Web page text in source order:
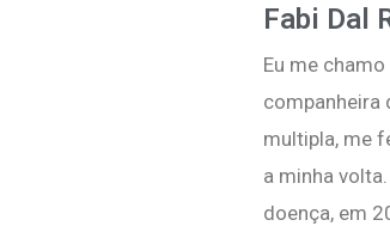
Fabi Dal
Eu me
companheira
multipla, me
a minha
doença, em